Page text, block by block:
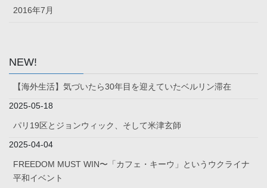
2016年7月
NEW!
【海外生活】気づいたら30年目を迎えていたベルリン滞在
2025-05-18
パリ19区とジョンウィック、そして米津玄師
2025-04-04
FREEDOM MUST WIN〜「カフェ・キーウ」というウクライナ
平和イベント